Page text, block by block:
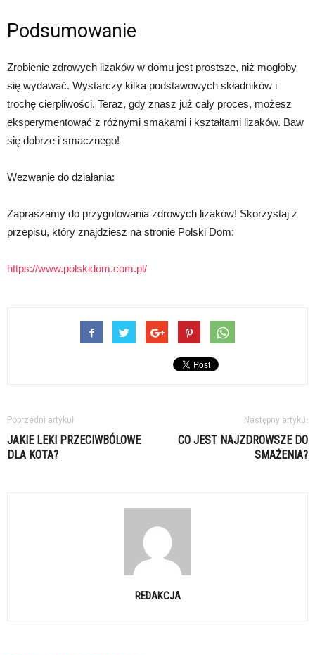
Podsumowanie
Zrobienie zdrowych lizaków w domu jest prostsze, niż mogłoby
się wydawać. Wystarczy kilka podstawowych składników i
trochę cierpliwości. Teraz, gdy znasz już cały proces, możesz
eksperymentować z różnymi smakami i kształtami lizaków. Baw
się dobrze i smacznego!
Wezwanie do działania:
Zapraszamy do przygotowania zdrowych lizaków! Skorzystaj z
przepisu, który znajdziesz na stronie Polski Dom:
https://www.polskidom.com.pl/
Poprzedni artykuł
JAKIE LEKI PRZECIWBÓLOWE
DLA KOTA?
Następny artykuł
CO JEST NAJZDROWSZE DO
SMAŻENIA?
REDAKCJA